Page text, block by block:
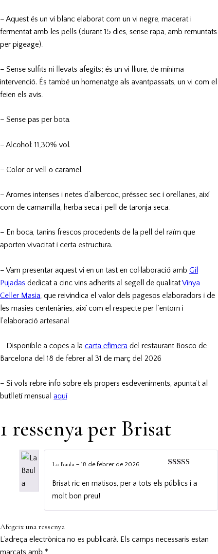
– Aquest és un vi blanc elaborat com un vi negre, macerat i
fermentat amb les pells (durant 15 dies, sense rapa, amb remuntats
per pigeage).
– Sense sulfits ni llevats afegits; és un vi lliure, de mínima
intervenció. És també un homenatge als avantpassats, un vi com el
feien els avis.
– Sense pas per bota.
– Alcohol: 11,30% vol.
– Color or vell o caramel.
– Aromes intenses i netes d’albercoc, préssec sec i orellanes, així
com de camamilla, herba seca i pell de taronja seca.
– En boca, tanins frescos procedents de la pell del raïm que
aporten vivacitat i certa estructura.
– Vam presentar aquest vi en un tast en col·laboració amb Gil
Pujadas dedicat a cinc vins adherits al segell de qualitatVinya
Celler Masia, que reivindica el valor dels pagesos elaboradors i de
les masies centenàries, així com el respecte per l’entorn i
l’elaboració artesanal
– Disponible a copes a la carta efímera del restaurant Bosco de
Barcelona del 18 de febrer al 31 de març del 2026
– Si vols rebre info sobre els propers esdeveniments, apunta’t al
butlletí mensual aquí
1 ressenya per Brisat
5de 5
La Baula – 18 de febrer de 2026
Brisat ric en matisos, per a tots els públics i a
molt bon preu!
Afegeix una ressenya
L'adreça electrònica no es publicarà. Els camps necessaris estan
marcats amb *